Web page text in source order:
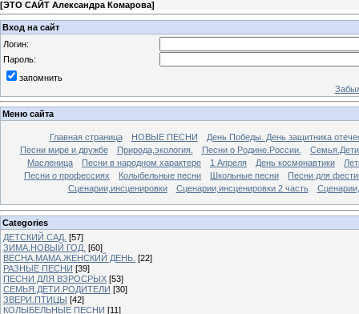
[ЭТО САЙТ Александра Комарова]
Вход на сайт
Логин:
Пароль:
запомнить
Меню сайта
Главная страница НОВЫЕ ПЕСНИ
День Победы. День защитника
Песни мире и дружбе
Природа,экология. Песни о Родине.России.
Масленица
Песни в народном характере 1 Апреля День космонавтики
Песни о профессиях
Колыбельные песни Школьные песни
Песни для
Сценарии,инсценировки
Сценарии,инсценировки 2 часть
Categories
ДЕТСКИЙ САД. [57]
ЗИМА.НОВЫЙ ГОД. [60]
ВЕСНА.МАМА.ЖЕНСКИЙ ДЕНЬ. [22]
РАЗНЫЕ ПЕСНИ [39]
ПЕСНИ ДЛЯ ВЗРОСРЫХ [53]
СЕМЬЯ.ДЕТИ.РОДИТЕЛИ [30]
ЗВЕРИ.ПТИЦЫ [42]
КОЛЫБЕЛЬНЫЕ ПЕСНИ [11]